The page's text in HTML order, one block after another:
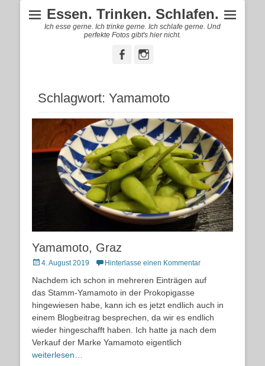
Essen. Trinken. Schlafen.
Ich esse gerne. Ich trinke gerne. Ich schlafe gerne. Und
perfekte Fotos gibt's hier nicht.
FacebookInstagram
Schlagwort: Yamamoto
Yamamoto, Graz
Posted
4. August 2019 Hinterlasse einen Kommentar
Nachdem ich schon in mehreren Einträgen auf
das Stamm-Yamamoto in der Prokopigasse
hingewiesen habe, kann ich es jetzt endlich auch in
einem Blogbeitrag besprechen, da wir es endlich
wieder hingeschafft haben. Ich hatte ja nach dem
Verkauf der Marke Yamamoto eigentlich
weiterlesen…